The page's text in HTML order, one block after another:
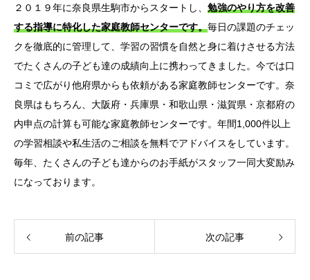
２０１９年に奈良県生駒市からスタートし、 勉強のやり方を改善
する指導に特化した家庭教師センターです。毎日の課題のチェッ
クを徹底的に管理して、学習の習慣を自然と身に着けさせる方法
でたくさんの子ども達の成績向上に携わってきました。今では口
コミで広がり他府県からも依頼がある家庭教師センターです。奈
良県はもちろん、大阪府・兵庫県・和歌山県・滋賀県・京都府の
内申点の計算も可能な家庭教師センターです。年間1,000件以上
の学習相談や私生活のご相談を無料でアドバイスをしています。
毎年、たくさんの子ども達からのお手紙がスタッフ一同大変励み
になっております。
前の記事 次の記事